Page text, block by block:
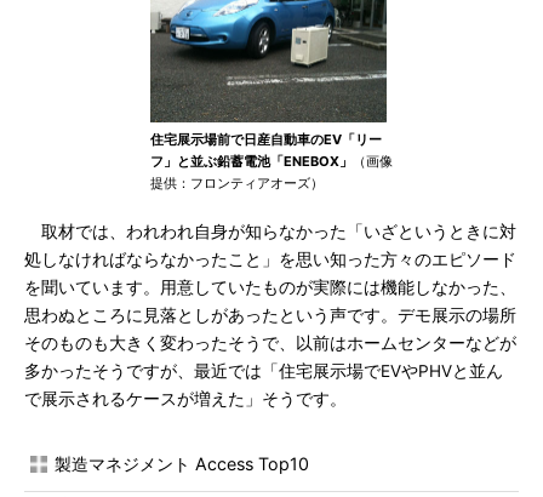
住宅展示場前で日産自動車のEV「リー
フ」と並ぶ鉛蓄電池「ENEBOX」
（画像
提供：フロンティアオーズ）
取材では、われわれ自身が知らなかった「いざというときに対
処しなければならなかったこと」を思い知った方々のエピソード
を聞いています。用意していたものが実際には機能しなかった、
思わぬところに見落としがあったという声です。デモ展示の場所
そのものも大きく変わったそうで、以前はホームセンターなどが
多かったそうですが、最近では「住宅展示場でEVやPHVと並ん
で展示されるケースが増えた」そうです。
製造マネジメント Access Top10